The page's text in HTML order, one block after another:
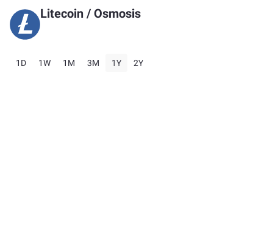
Litecoin / Osmosis
1D 1W 1M 3M 1Y 2Y